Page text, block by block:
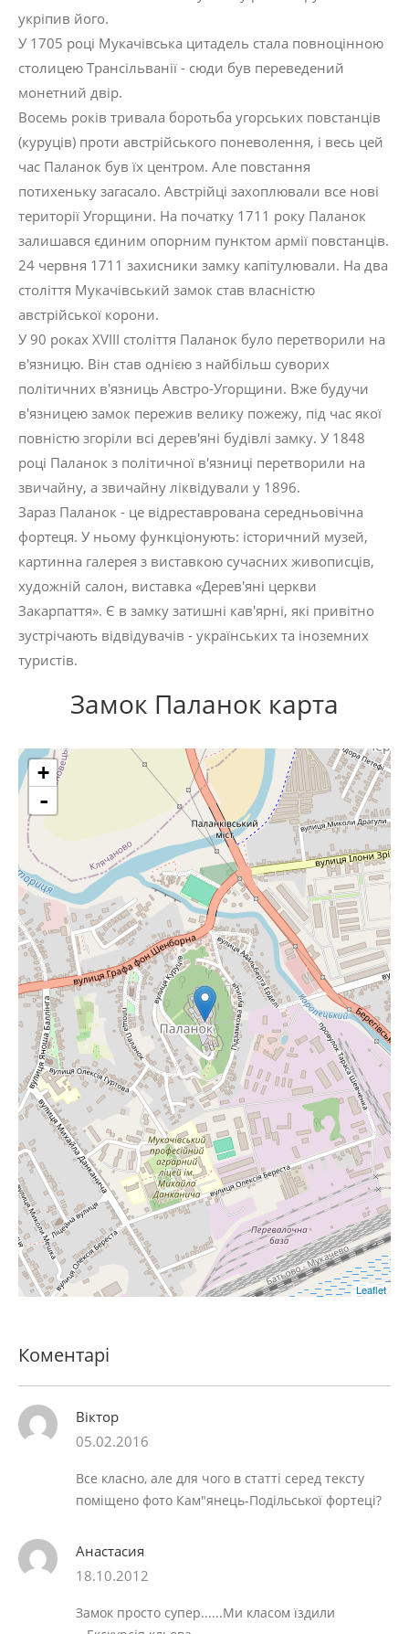
укріпив його.
У 1705 році Мукачівська цитадель стала повноцінною
столицею Трансільванії - сюди був переведений
монетний двір.
Восемь років тривала боротьба угорських повстанців
(куруців) проти австрійського поневолення, і весь цей
час Паланок був їх центром. Але повстання
потихеньку загасало. Австрійці захоплювали все нові
території Угорщини. На початку 1711 року Паланок
залишався єдиним опорним пунктом армії повстанців.
24 червня 1711 захисники замку капітулювали. На два
століття Мукачівський замок став власністю
австрійської корони.
У 90 роках XVIII століття Паланок було перетворили на
в'язницю. Він став однією з найбільш суворих
політичних в'язниць Австро-Угорщини. Вже будучи
в'язницею замок пережив велику пожежу, під час якої
повністю згоріли всі дерев'яні будівлі замку. У 1848
році Паланок з політичної в'язниці перетворили на
звичайну, а звичайну ліквідували у 1896.
Зараз Паланок - це відреставрована середньовічна
фортеця. У ньому функціонують: історичний музей,
картинна галерея з виставкою сучасних живописців,
художній салон, виставка «Дерев'яні церкви
Закарпаття». Є в замку затишні кав'ярні, які привітно
зустрічають відвідувачів - українських та іноземних
туристів.
Замок Паланок карта
+
-
Leaflet
Коментарі
Віктор
05.02.2016
Все класно, але для чого в статті серед тексту
поміщено фото Кам"янець-Подільської фортеці?
Анастасия
18.10.2012
Замок просто супер......Ми класом їздили